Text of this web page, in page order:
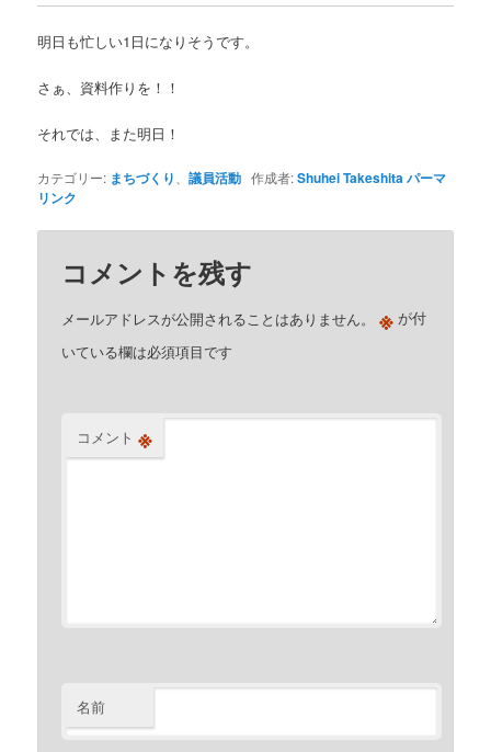
明日も忙しい1日になりそうです。
さぁ、資料作りを！！
それでは、また明日！
カテゴリー: まちづくり 、議員活動 作成者:Shuhei Takeshitaパーマ
リンク
コメントを残す
メールアドレスが公開されることはありません。 ※ が付
いている欄は必須項目です
コメント ※
名前